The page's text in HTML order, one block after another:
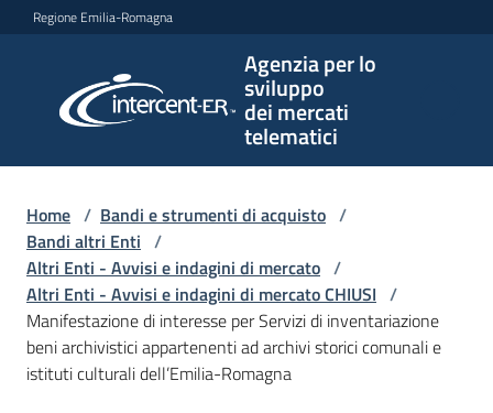
Vai al contenuto
Vai alla navigazione
Vai al footer
Regione Emilia-Romagna
Agenzia per lo
sviluppo
dei mercati
telematici
per lo
sviluppo
telematici
L'Agenzia
Home / Bandi e strumenti di acquisto /
Bandi altri Enti /
Altri Enti - Avvisi e indagini di mercato /
Altri Enti - Avvisi e indagini di mercato CHIUSI /
Manifestazione di interesse per Servizi di inventariazione
beni archivistici appartenenti ad archivi storici comunali e
istituti culturali dell’Emilia-Romagna